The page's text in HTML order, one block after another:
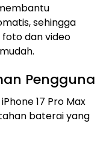
sehingga
dan video
Pengguna
17 Pro Max
baterai yang